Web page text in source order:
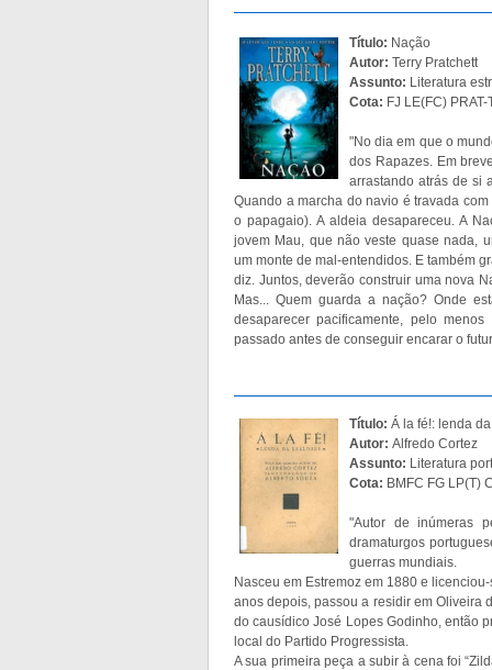
Título: Nação
Autor: Terry Pratchett
Assunto: Literatura
Cota: FJ LE(FC) PRAT-
"No dia em que o
dos Rapazes. Em
arrastando atrás de si
Quando a marcha do navio é travada
o papagaio). A aldeia desapareceu. A
jovem Mau, que não veste quase nada,
um monte de mal-entendidos. E também
diz. Juntos, deverão construir uma nova
Mas... Quem guarda a nação? Onde
desaparecer pacificamente, pelo
passado antes de conseguir encarar o
Título: Á la fé!: lenda
Autor: Alfredo Cortez
Assunto: Literatura
Cota: BMFC FG LP(T)
"Autor de inúmeras
dramaturgos
guerras mundiais.
Nasceu em Estremoz em 1880 e
anos depois, passou a residir em Oliveira
do causídico José Lopes Godinho, então
local do Partido Progressista.
A sua primeira peça a subir à cena foi